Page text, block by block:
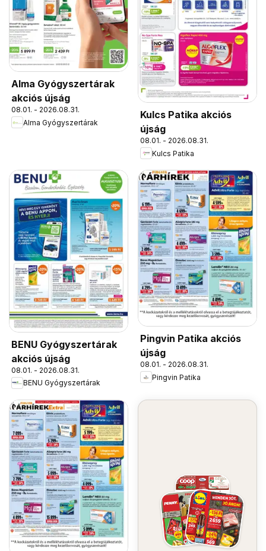
Alma Gyógyszertárak
akciós újság
08.01. - 2026.08.31.
Alma Gyógyszertárak
Kulcs Patika akciós
újság
08.01. - 2026.08.31.
Kulcs Patika
BENU Gyógyszertárak
akciós újság
08.01. - 2026.08.31.
BENU Gyógyszertárak
Pingvin Patika akciós
újság
08.01. - 2026.08.31.
Pingvin Patika